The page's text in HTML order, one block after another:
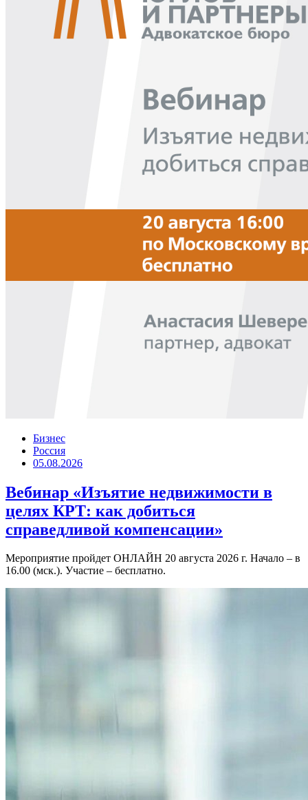
Бизнес
Россия
05.08.2026
Вебинар «Изъятие недвижимости в
целях КРТ: как добиться
справедливой компенсации»
Мероприятие пройдет ОНЛАЙН 20 августа 2026 г. Начало – в
16.00 (мск.). Участие – бесплатно.